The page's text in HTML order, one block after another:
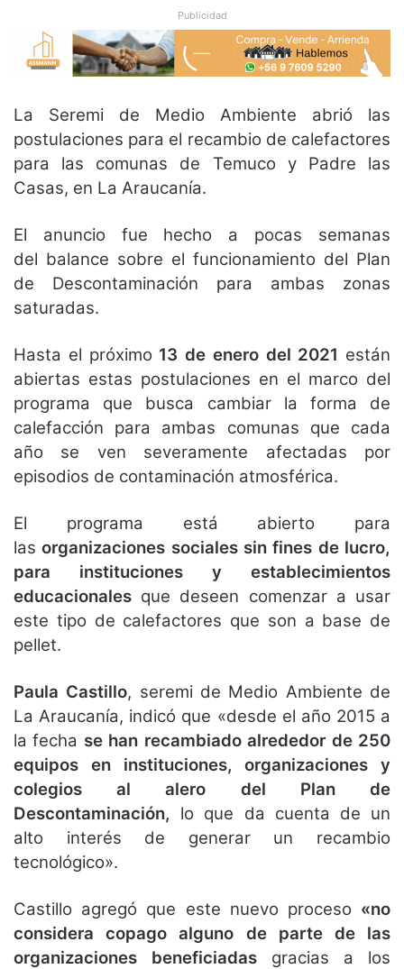
Publicidad
La Seremi de Medio Ambiente abrió las
postulaciones para el recambio de calefactores
para las comunas de Temuco y Padre las
Casas, en La Araucanía.
El anuncio fue hecho a pocas semanas
del balance sobre el funcionamiento del Plan
de Descontaminación para ambas zonas
saturadas.
Hasta el próximo 13 de enero del 2021 están
abiertas estas postulaciones en el marco del
programa que busca cambiar la forma de
calefacción para ambas comunas que cada
año se ven severamente afectadas por
episodios de contaminación atmosférica.
El programa está abierto para
lasorganizaciones sociales sin fines de lucro,
para instituciones y establecimientos
educacionales que deseen comenzar a usar
este tipo de calefactores que son a base de
pellet.
Paula Castillo, seremi de Medio Ambiente de
La Araucanía, indicó que «desde el año 2015 a
la fecha se han recambiado alrededor de 250
equipos en instituciones, organizaciones y
colegios al alero del Plan de
Descontaminación, lo que da cuenta de un
alto interés de generar un recambio
tecnológico».
Castillo agregó que este nuevo proceso «no
considera copago alguno de parte de las
organizaciones beneficiadas gracias a los